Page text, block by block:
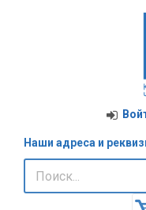
Наши адреса и